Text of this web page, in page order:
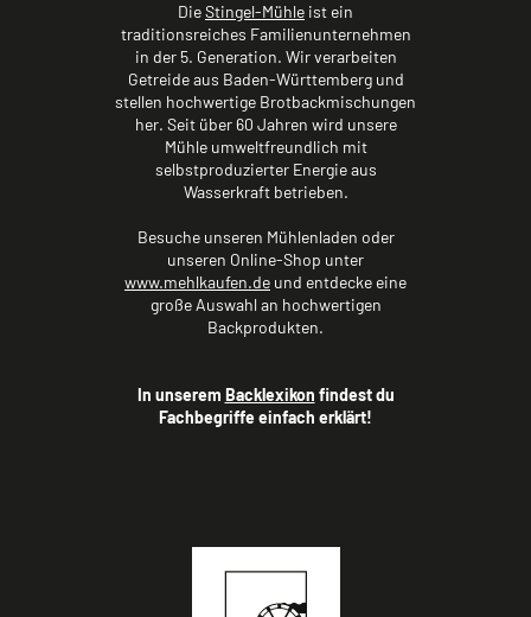
DieStingel-Mühle ist ein
traditionsreiches Familienunternehmen
in der 5. Generation. Wir verarbeiten
Getreide aus Baden-Württemberg und
stellen hochwertige Brotbackmischungen
her. Seit über 60 Jahren wird unsere
Mühle umweltfreundlich mit
selbstproduzierter Energie aus
Wasserkraft betrieben.
Besuche unseren Mühlenladen oder
unseren Online-Shop unter
www.mehlkaufen.de und entdecke eine
große Auswahl an hochwertigen
Backprodukten.
In unserem Backlexikon findest du
Fachbegriffe einfach erklärt!